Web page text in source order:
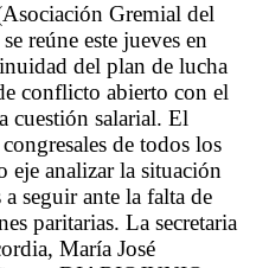
Gremial del
reúne este jueves en
del plan de lucha
conflicto abierto con el
cuestión salarial. El
de todos los
eje analizar la situación
seguir ante la falta de
paritarias. La secretaria
María José